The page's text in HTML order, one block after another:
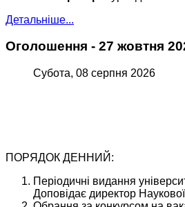
Детальніше...
Оголошення - 27 жовтня
Субота, 08 серпня 2026
ПОРЯДОК ДЕННИЙ:
Періодичні видання
Доповідає директор